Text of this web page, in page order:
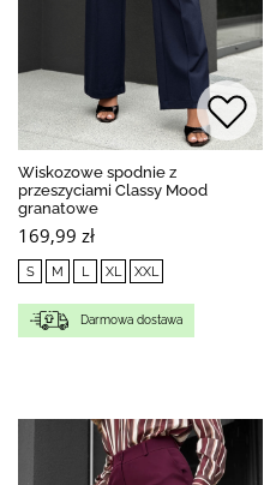
Wiskozowe spodnie z
przeszyciami Classy Mood
granatowe
169,99 zł
S M L XL XXL
Darmowa dostawa